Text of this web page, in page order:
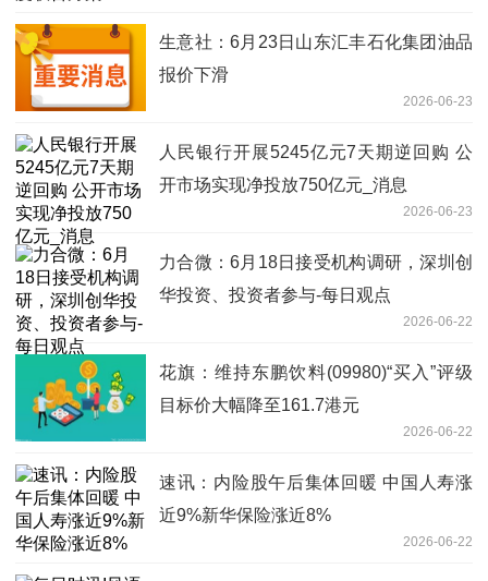
生意社：6月23日山东汇丰石化集团油品
报价下滑
2026-06-23
人民银行开展5245亿元7天期逆回购 公
开市场实现净投放750亿元_消息
2026-06-23
力合微：6月18日接受机构调研，深圳创
华投资、投资者参与-每日观点
2026-06-22
花旗：维持东鹏饮料(09980)“买入”评级
目标价大幅降至161.7港元
2026-06-22
速讯：内险股午后集体回暖 中国人寿涨
近9%新华保险涨近8%
2026-06-22